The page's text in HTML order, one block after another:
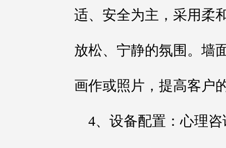
适、安全为主，采用柔
放松、宁静的氛围。墙
画作或照片，提高客户
4、设备配置：心理